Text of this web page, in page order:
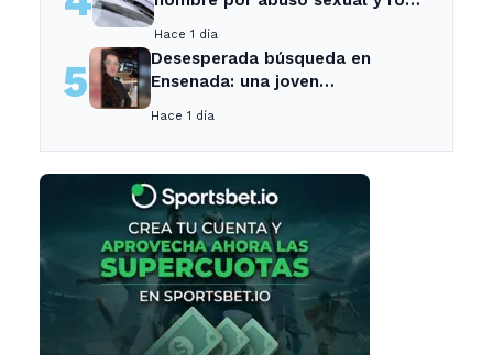
Hace 1 día
5
Desesperada búsqueda en
Ensenada: una joven
Hace 1 día